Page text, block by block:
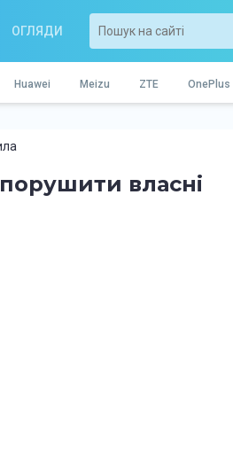
ОГЛЯДИ
Huawei Meizu ZTE OnePlus
власні